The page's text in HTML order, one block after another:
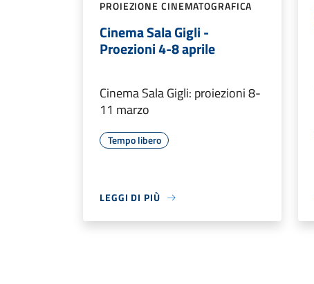
PROIEZIONE CINEMATOGRAFICA
Cinema Sala Gigli -
Proezioni 4-8 aprile
Cinema Sala Gigli: proiezioni 8-
11 marzo
Tempo libero
LEGGI DI PIÙ